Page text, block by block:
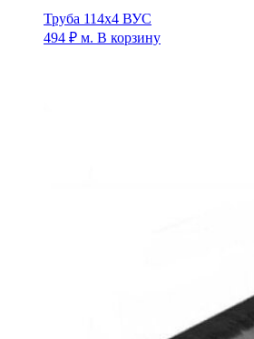
Труба 114х4 ВУС
494 ₽ м. В корзину